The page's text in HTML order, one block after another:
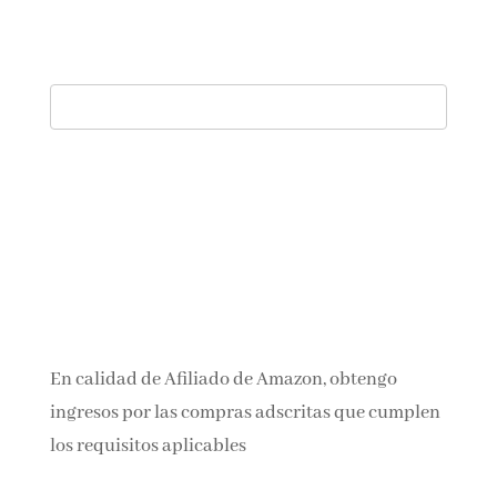
En calidad de Afiliado de Amazon, obtengo
ingresos por las compras adscritas que
cumplen los requisitos aplicables